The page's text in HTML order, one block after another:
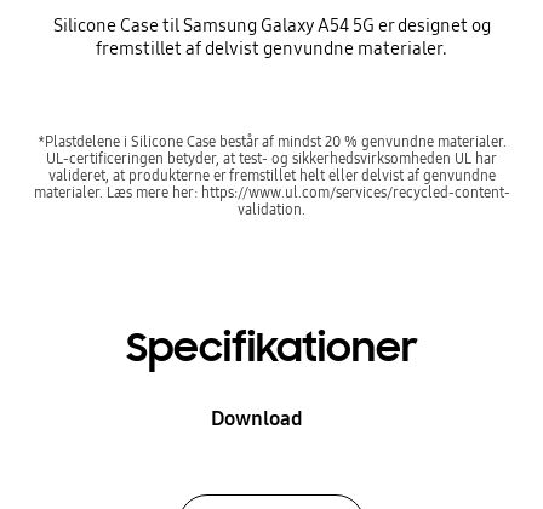
Silicone Case til Samsung Galaxy A54 5G er designet og
fremstillet af delvist genvundne materialer.
*Plastdelene i Silicone Case består af mindst 20 % genvundne materialer.
UL-certificeringen betyder, at test- og sikkerhedsvirksomheden UL har
valideret, at produkterne er fremstillet helt eller delvist af genvundne
materialer. Læs mere her: https://www.ul.com/services/recycled-content-
validation.
Specifikationer
Download